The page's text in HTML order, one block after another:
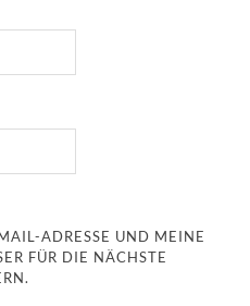
ADRESSE UND MEINE
FÜR DIE NÄCHSTE